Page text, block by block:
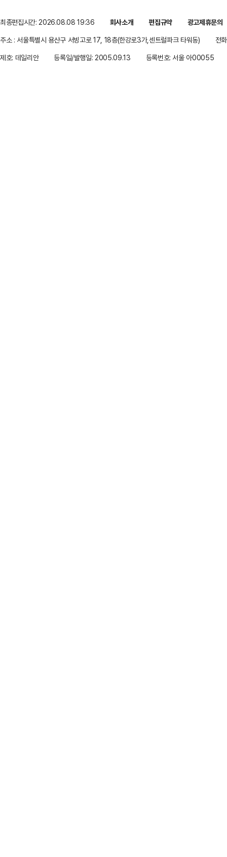
최종편집시간: 2026.08.08 19:36 회사소개 편집규약
광고제휴문의
주소 : 서울특별시 용산구 서빙고로 17, 18층(한강로3가,센트럴파크 타워동)
전
제호: 데일리안
등록일/발행일: 2005.09.13 등록번호: 서울 아00055